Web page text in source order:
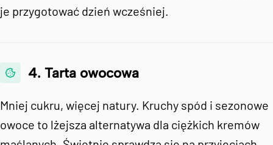
je przygotować dzień wcześniej.
4. Tarta owocowa
Mniej cukru, więcej natury. Kruchy spód i sezonowe
owoce to lżejsza alternatywa dla ciężkich kremów